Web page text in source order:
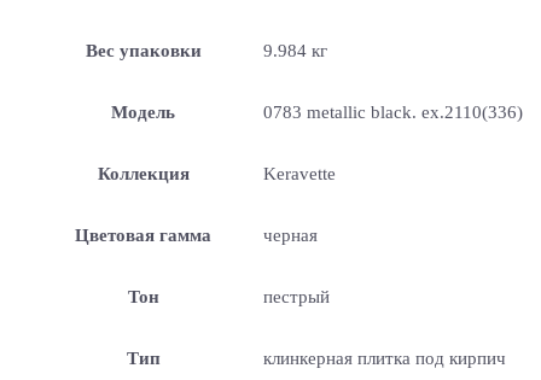
Вес упаковки 9.984 кг
Модель 0783 metallic black. ex.2110(336)
Коллекция Keravette
Цветовая гамма черная
Тон пестрый
Тип клинкерная плитка под кирпич